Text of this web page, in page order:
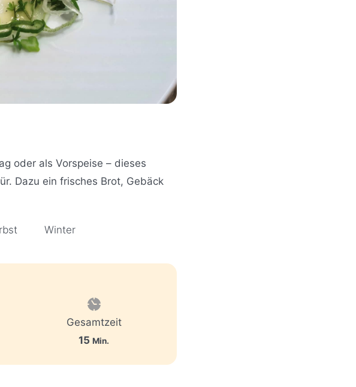
oder als Vorspeise – dieses
Dazu ein frisches Brot, Gebäck
Winter
Gesamtzeit
15 M
Min.